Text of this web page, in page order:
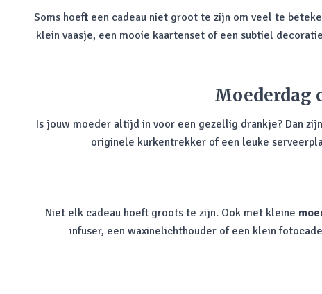
Soms hoeft een cadeau niet groot te zijn om veel te
klein vaasje, een mooie kaartenset of een subtiel
Moederdag
Is jouw moeder altijd in voor een gezellig drankje? Dan
originele kurkentrekker of een leuke
Niet elk cadeau hoeft groots te zijn. Ook met kleine
infuser, een waxinelichthouder of een klein